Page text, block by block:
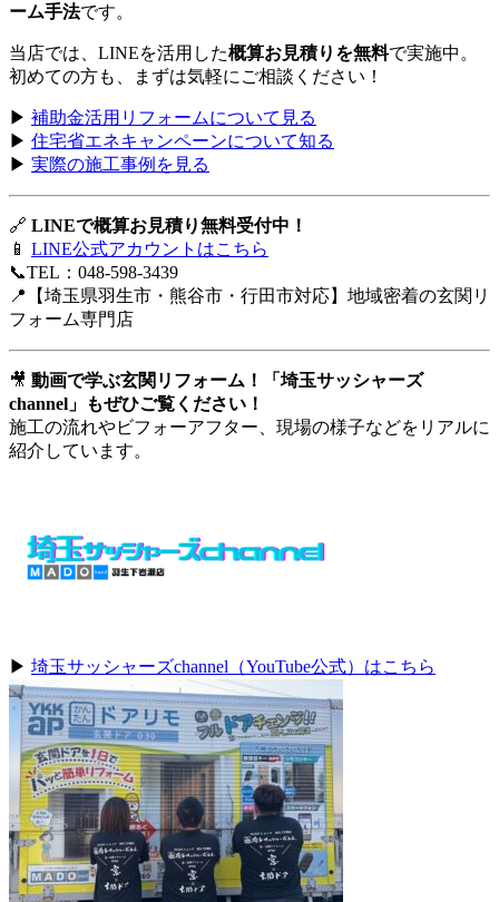
ーム手法です。
当店では、LINEを活用した概算お見積りを無料で実施中。
初めての方も、まずは気軽にご相談ください！
▶ 補助金活用リフォームについて見る
▶ 住宅省エネキャンペーンについて知る
▶ 実際の施工事例を見る
🔗 LINEで概算お見積り無料受付中！
📱 LINE公式アカウントはこちら
📞TEL：048-598-3439
📍【埼玉県羽生市・熊谷市・行田市対応】地域密着の玄関リ
フォーム専門店
🎥 動画で学ぶ玄関リフォーム！「埼玉サッシャーズ
channel」もぜひご覧ください！
施工の流れやビフォーアフター、現場の様子などをリアルに
紹介しています。
▶ 埼玉サッシャーズchannel（YouTube公式）はこちら